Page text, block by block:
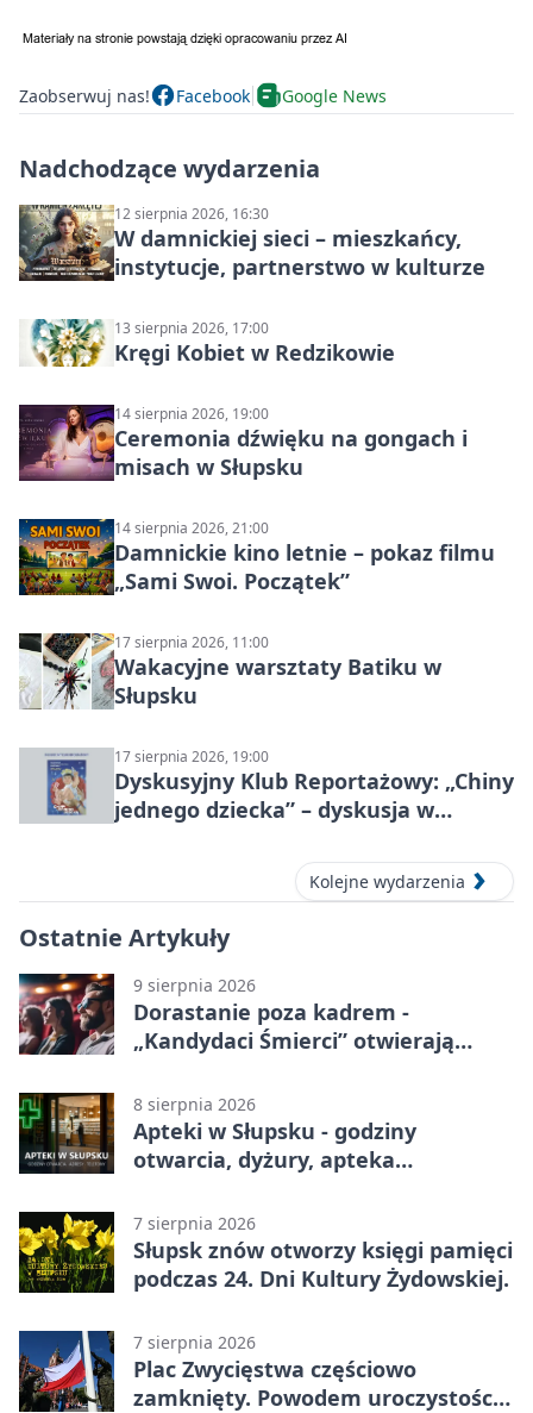
Zaobserwuj nas! Facebook Google News
Nadchodzące wydarzenia
12 sierpnia 2026, 16:30
W damnickiej sieci – mieszkańcy,
instytucje, partnerstwo w kulturze
13 sierpnia 2026, 17:00
Kręgi Kobiet w Redzikowie
14 sierpnia 2026, 19:00
Ceremonia dźwięku na gongach i
misach w Słupsku
14 sierpnia 2026, 21:00
Damnickie kino letnie – pokaz filmu
„Sami Swoi. Początek”
17 sierpnia 2026, 11:00
Wakacyjne warsztaty Batiku w
Słupsku
17 sierpnia 2026, 19:00
Dyskusyjny Klub Reportażowy: „Chiny
jednego dziecka” – dyskusja w
Kolejne wydarzenia
Ostatnie Artykuły
9 sierpnia 2026
Dorastanie poza kadrem -
„Kandydaci Śmierci” otwierają
8 sierpnia 2026
Apteki w Słupsku - godziny
otwarcia, dyżury, apteka
7 sierpnia 2026
Słupsk znów otworzy księgi pamięci
podczas 24. Dni Kultury Żydowskiej.
7 sierpnia 2026
Plac Zwycięstwa częściowo
zamknięty. Powodem uroczystości